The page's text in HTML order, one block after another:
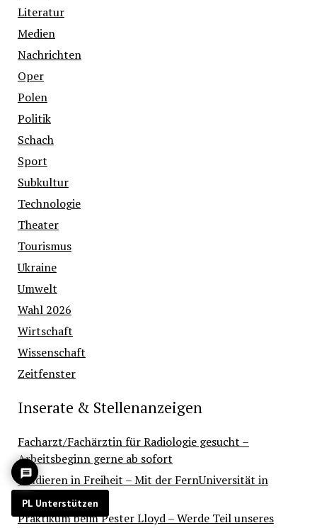
Literatur
Medien
Nachrichten
Oper
Polen
Politik
Schach
Sport
Subkultur
Technologie
Theater
Tourismus
Ukraine
Umwelt
Wahl 2026
Wirtschaft
Wissenschaft
Zeitfenster
Inserate & Stellenanzeigen
Facharzt/Fachärztin für Radiologie gesucht –
Arbeitsbeginn gerne ab sofort
Studieren in Freiheit – Mit der FernUniversität in
Hagen
Praktikum beim Pester Lloyd – Werde Teil unseres
PL Unterstützen